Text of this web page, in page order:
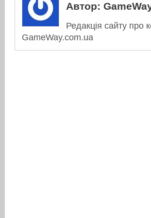
Автор:
Редакція сайту про
GameWay.com.ua